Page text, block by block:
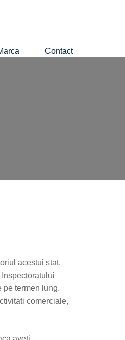
Contact
acestui stat,
pe termen lung.
comerciale,